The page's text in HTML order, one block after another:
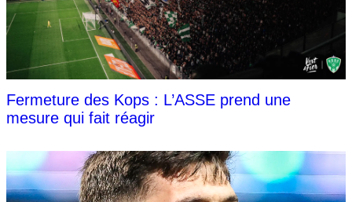
Fermeture des Kops : L’ASSE prend une
mesure qui fait réagir